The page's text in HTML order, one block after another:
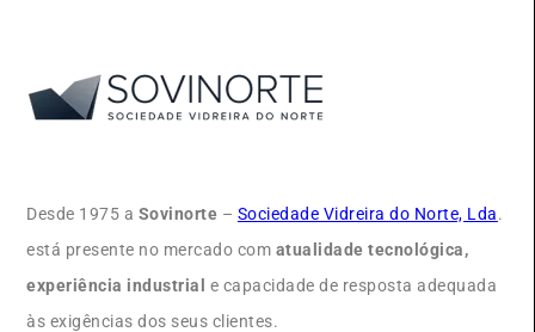
Desde 1975 a Sovinorte – Sociedade Vidreira do Norte, Lda.
está presente no mercado com atualidade tecnológica,
experiência industrial
e capacidade de resposta adequada
às exigências dos seus clientes.